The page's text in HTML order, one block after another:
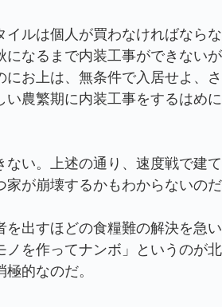
ルは個人が買わなければなら
なるまで内装工事ができない
お上は、無条件で入居せよ、
農繁期に内装工事をするはめ
い。上述の通り、速度戦で建
が崩壊するかもわからないのだ
出すほどの食糧難の解決を急い
を作ってナンボ」というのが
的なのだ。